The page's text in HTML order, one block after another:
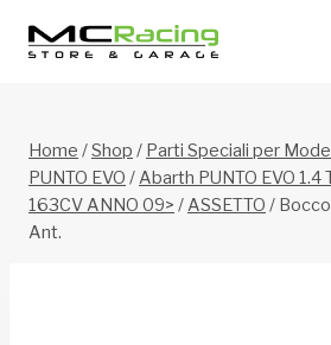
Home /Shop / Parti Speciali per
PUNTO EVO /Abarth PUNTO EVO 1.4
163CV ANNO 09> /ASSETTO /
Ant.